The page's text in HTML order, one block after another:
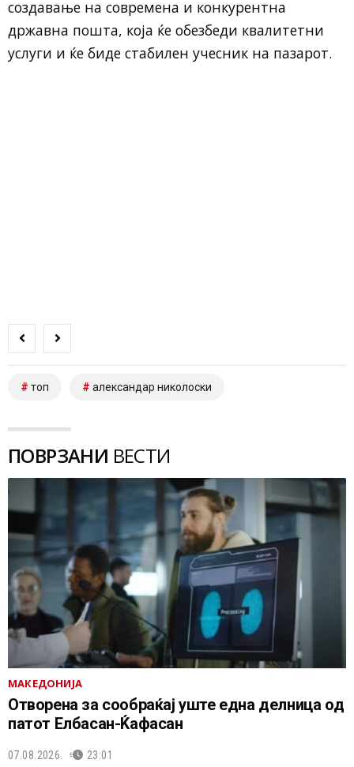
создавање на современа и конкурентна
државна пошта, која ќе обезбеди квалитетни
услуги и ќе биде стабилен учесник на пазарот.
топ александар николоски
ПОВРЗАНИ ВЕСТИ
МАКЕДОНИЈА
Отворена за сообраќај уште една делница од
патот Елбасан-Ќафасан
07.08.2026. 23:01